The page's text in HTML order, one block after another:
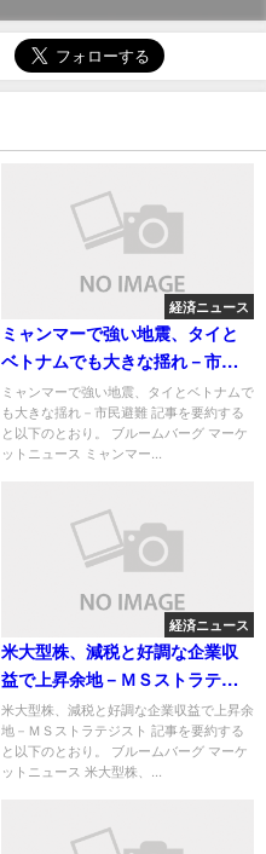
経済ニュース
ミャンマーで強い地震、タイと
ベトナムでも大きな揺れ－市民
避難
ミャンマーで強い地震、タイとベトナムで
も大きな揺れ－市民避難 記事を要約する
と以下のとおり。 ブルームバーグ マーケ
ットニュース ミャンマー...
経済ニュース
米大型株、減税と好調な企業収
益で上昇余地－ＭＳストラテジ
スト
米大型株、減税と好調な企業収益で上昇余
地－ＭＳストラテジスト 記事を要約する
と以下のとおり。 ブルームバーグ マーケ
ットニュース 米大型株、...